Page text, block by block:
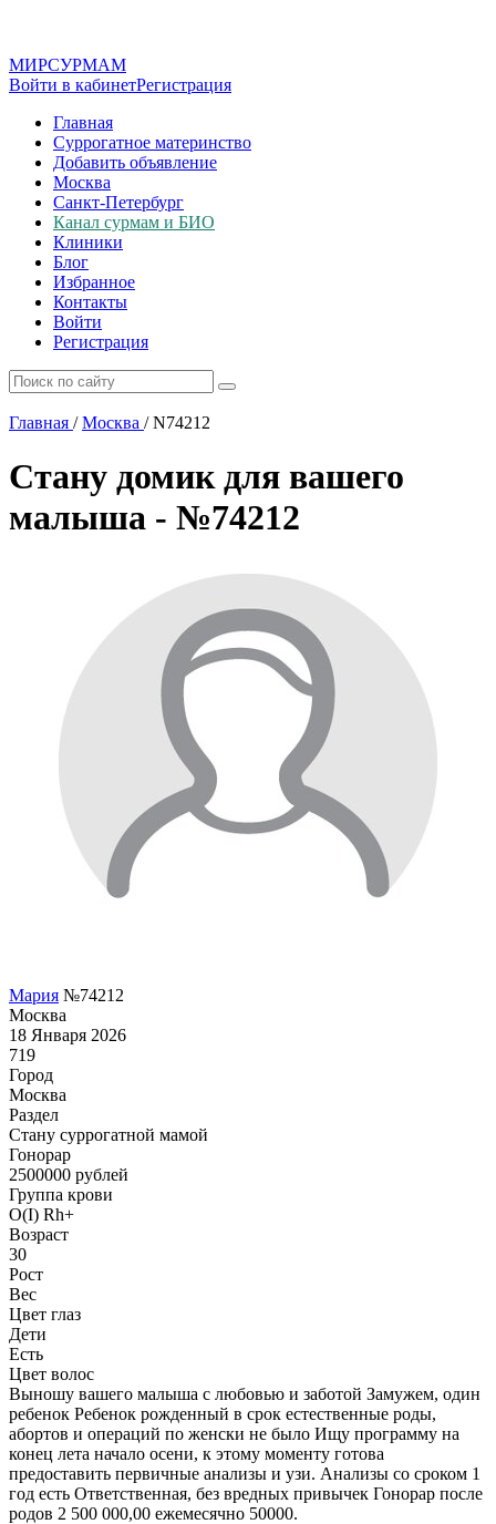
МИРСУРМАМ
Войти в кабинетРегистрация
Главная
Суррогатное материнство
Добавить объявление
Москва
Санкт-Петербург
Канал сурмам и БИО
Клиники
Блог
Избранное
Контакты
Войти
Регистрация
Главная / Москва /N74212
Стану домик для вашего
малыша - №74212
Мария №74212
Москва
18 Января 2026
719
Город
Москва
Раздел
Cтану суррогатной мамой
Гонoрар
2500000 рублей
Группа крови
O(I) Rh+
Возраст
30
Рост
Вес
Цвет глаз
Дети
Есть
Цвет волос
Выношу вашего малыша с любовью и заботой Замужем, один
ребенок Ребенок рожденный в срок естественные роды,
абортов и операций по женски не было Ищу программу на
конец лета начало осени, к этому моменту готова
предоставить первичные анализы и узи. Анализы со сроком 1
год есть Ответственная, без вредных привычек Гонорар после
родов 2 500 000,00 ежемесячно 50000.